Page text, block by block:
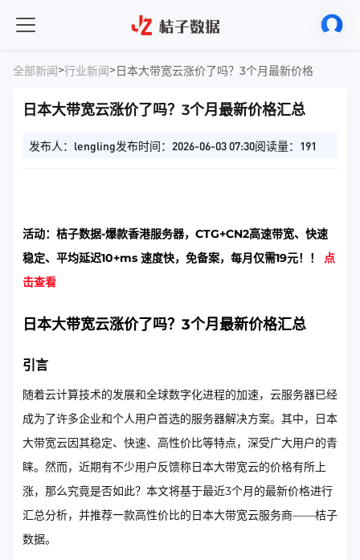
全部新闻>行业新闻>日本大带宽云涨价了吗？3个月最新价格汇总
日本大带宽云涨价了吗？3个月最新价格汇总
发布人：lengling发布时间：2026-06-03 07:30阅读量：191
活动：桔子数据-爆款香港服务器，CTG+CN2高速带宽、快速
稳定、平均延迟10+ms 速度快，免备案，每月仅需19元！！ 点
击查看
日本大带宽云涨价了吗？3个月最新价格汇总
引言
随着云计算技术的发展和全球数字化进程的加速，云服务器已经
成为了许多企业和个人用户首选的服务器解决方案。其中，日本
大带宽云因其稳定、快速、高性价比等特点，深受广大用户的青
睐。然而，近期有不少用户反馈称日本大带宽云的价格有所上
涨，那么究竟是否如此？本文将基于最近3个月的最新价格进行
汇总分析，并推荐一款高性价比的日本大带宽云服务商——桔子
数据。